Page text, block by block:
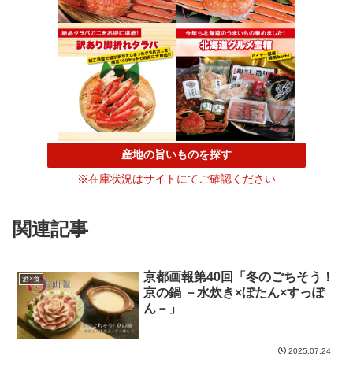
産地の旨いものを探す
※在庫状況はサイトにてご確認ください
関連記事
酒×食
京都画報第40回「冬のごちそう！
京の鍋 －水炊き×ぼたん×すっぽ
ん－」
2025.07.24